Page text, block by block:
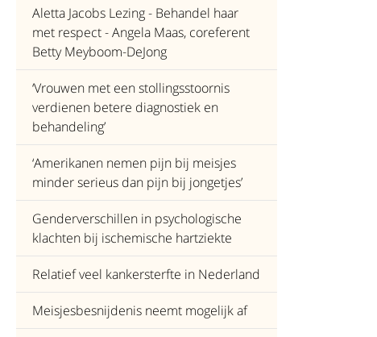
Aletta Jacobs Lezing - Behandel haar
met respect - Angela Maas, coreferent
Betty Meyboom-DeJong
‘Vrouwen met een stollingsstoornis
verdienen betere diagnostiek en
behandeling’
‘Amerikanen nemen pijn bij meisjes
minder serieus dan pijn bij jongetjes’
Genderverschillen in psychologische
klachten bij ischemische hartziekte
Relatief veel kankersterfte in Nederland
Meisjesbesnijdenis neemt mogelijk af